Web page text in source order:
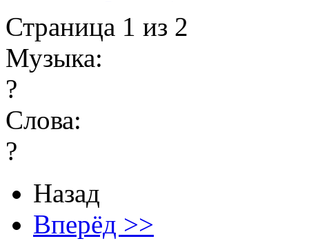
Страница 1 из 2
Музыка:
?
Слова:
?
Назад
Вперёд >>